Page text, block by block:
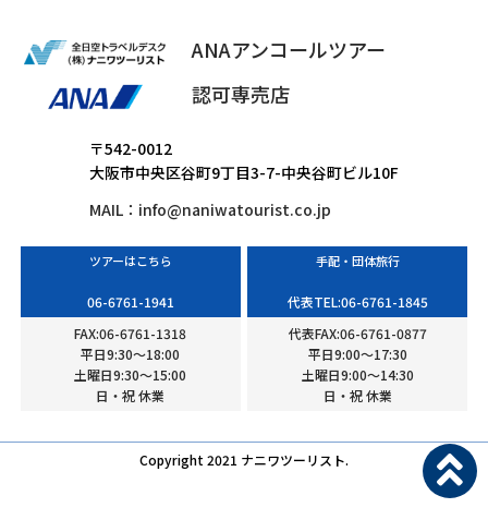
ANAアンコールツアー
認可専売店
〒542-0012
大阪市中央区谷町9丁目3-7-中央谷町ビル10F
MAIL： info@naniwatourist.co.jp
ツアーはこちら
06-6761-1941
FAX:06-6761-1318
平日9:30〜18:00
土曜日9:30〜15:00
日・祝 休業
手配・団体旅行
代表TEL:06-6761-1845
代表FAX:06-6761-0877
平日9:00〜17:30
土曜日9:00〜14:30
日・祝 休業
Copyright 2021 ナニワツーリスト.